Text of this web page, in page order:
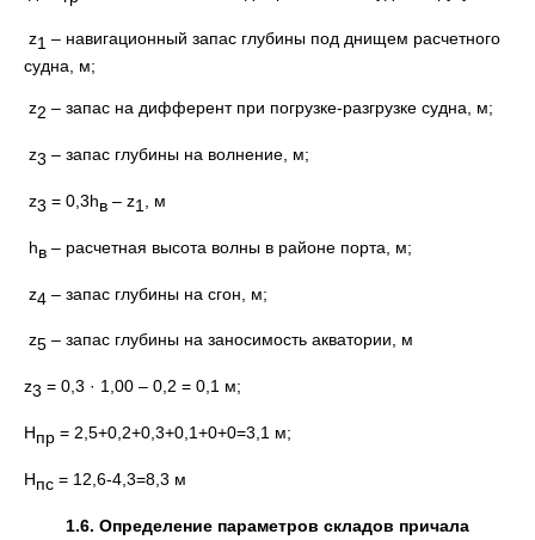
z1 – навигационный запас глубины под днищем расчетного
судна, м;
z2 – запас на дифферент при погрузке-разгрузке судна, м;
z3 – запас глубины на волнение, м;
z3 = 0,3hв – z1 , м
hв – расчетная высота волны в районе порта, м;
z4 – запас глубины на сгон, м;
z5 – запас глубины на заносимость акватории, м
z3 = 0,3 · 1,00 – 0,2 = 0,1 м;
Нпр = 2,5+0,2+0,3+0,1+0+0=3,1 м;
Hпс = 12,6-4,3=8,3 м
1.6. Определение параметров складов причала